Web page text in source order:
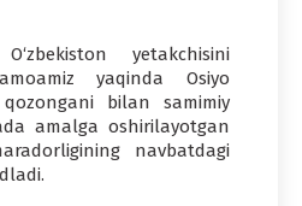
yetakchisini
yaqinda Osiyo
bilan samimiy
amalga oshirilayotgan
navbatdagi